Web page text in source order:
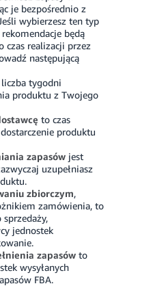
je bezpośrednio z
wybierzesz ten typ
rekomendacje będą
czas realizacji przez
następującą
tygodni
produktu z Twojego
to czas
produktu
zapasówjest
uzupełniasz
zbiorczym,
zamówienia, to
sprzedaży,
jednostek
zapasówto
wysyłanych
FBA.